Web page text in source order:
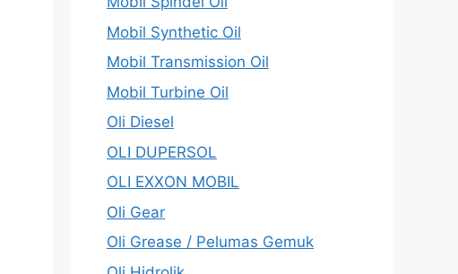
Mobil Synthetic Oil
Mobil Transmission Oil
Mobil Turbine Oil
Oli Diesel
OLI DUPERSOL
OLI EXXON MOBIL
Oli Gear
Oli Grease / Pelumas Gemuk